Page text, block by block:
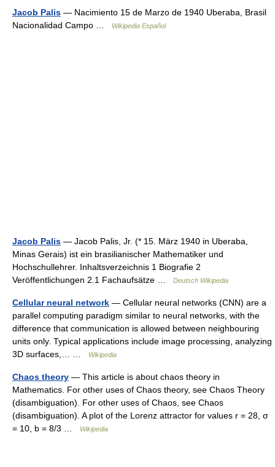
Jacob Palis — Nacimiento 15 de Marzo de 1940 Uberaba, Brasil
Nacionalidad Campo …
Wikipedia Español
Jacob Palis — Jacob Palis, Jr. (* 15. März 1940 in Uberaba,
Minas Gerais) ist ein brasilianischer Mathematiker und
Hochschullehrer. Inhaltsverzeichnis 1 Biografie 2
Veröffentlichungen 2.1 Fachaufsätze …
Deutsch Wikipedia
Cellular neural network — Cellular neural networks (CNN) are a
parallel computing paradigm similar to neural networks, with the
difference that communication is allowed between neighbouring
units only. Typical applications include image processing, analyzing
3D surfaces,… …
Wikipedia
Chaos theory — This article is about chaos theory in
Mathematics. For other uses of Chaos theory, see Chaos Theory
(disambiguation). For other uses of Chaos, see Chaos
(disambiguation). A plot of the Lorenz attractor for values r = 28, σ
= 10, b = 8/3 …
Wikipedia